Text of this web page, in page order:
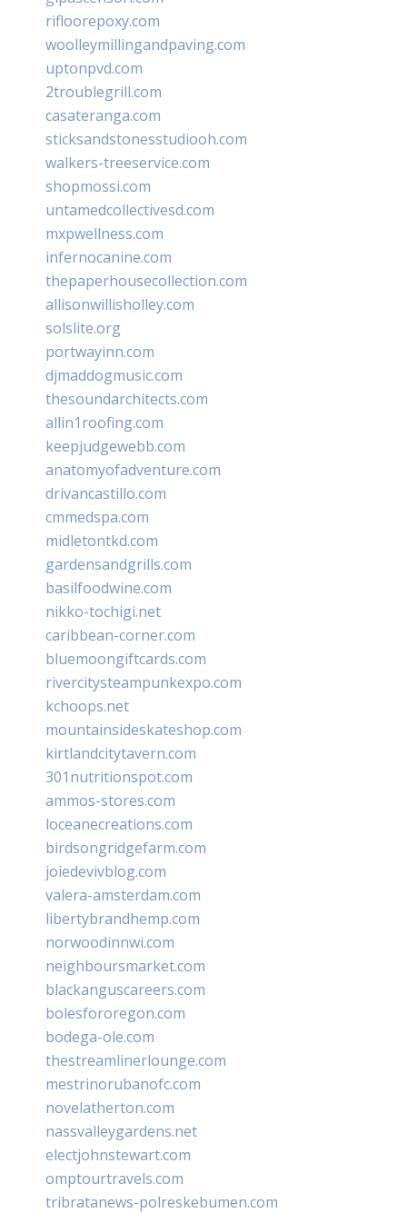
rifloorepoxy.com
woolleymillingandpaving.com
uptonpvd.com
2troublegrill.com
casateranga.com
sticksandstonesstudiooh.com
walkers-treeservice.com
shopmossi.com
untamedcollectivesd.com
mxpwellness.com
infernocanine.com
thepaperhousecollection.com
allisonwillisholley.com
solslite.org
portwayinn.com
djmaddogmusic.com
thesoundarchitects.com
allin1roofing.com
keepjudgewebb.com
anatomyofadventure.com
drivancastillo.com
cmmedspa.com
midletontkd.com
gardensandgrills.com
basilfoodwine.com
nikko-tochigi.net
caribbean-corner.com
bluemoongiftcards.com
rivercitysteampunkexpo.com
kchoops.net
mountainsideskateshop.com
kirtlandcitytavern.com
301nutritionspot.com
ammos-stores.com
loceanecreations.com
birdsongridgefarm.com
joiedevivblog.com
valera-amsterdam.com
libertybrandhemp.com
norwoodinnwi.com
neighboursmarket.com
blackanguscareers.com
bolesfororegon.com
bodega-ole.com
thestreamlinerlounge.com
mestrinorubanofc.com
novelatherton.com
nassvalleygardens.net
electjohnstewart.com
omptourtravels.com
tribratanews-polreskebumen.com